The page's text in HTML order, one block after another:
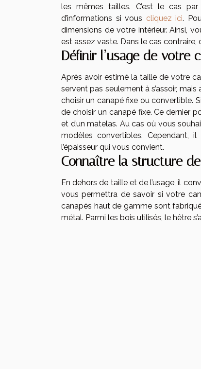
les mêmes tailles. C’est le cas
d’informations si vous cliquez ici.
dimensions de votre intérieur. Ainsi,
est assez vaste. Dans le cas
Définir l’usage de votre
Après avoir estimé la taille de votre
servent pas seulement à s’assoir, mais
choisir un canapé fixe ou convertible.
de choisir un canapé fixe. Ce dernier
et d’un matelas. Au cas où vous
modèles convertibles. Cependant,
l’épaisseur qui vous convient.
Connaître la structure
En dehors de taille et de l’usage, il
vous permettra de savoir si votre
canapés haut de gamme sont
métal. Parmi les bois utilisés, le hêtre